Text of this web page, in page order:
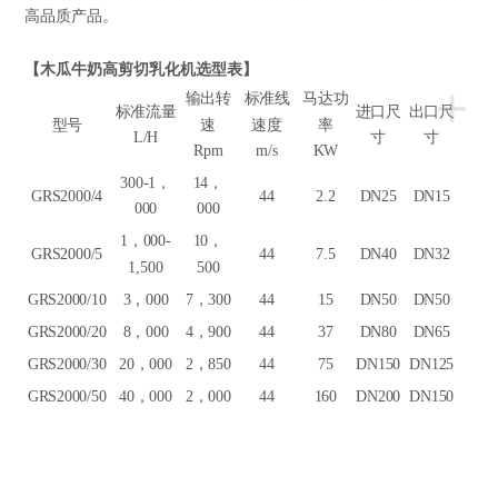
高品质产品。
【木瓜牛奶高剪切乳化机选型表】
+
型号
标准流量
L/H
输出转
速
Rpm
标准线
速度
m/s
马达功
率
KW
进口尺
寸
出口尺
寸
GRS2000/4
300-1 ，
000
14 ，
000
44 2.2 DN25 DN15
GRS2000/5
1 ，000-
1,500
10 ，
500
44 7.5 DN40 DN32
GRS2000/10 3，000 7 ，300 44 15 DN50
DN50
GRS2000/20
8，000 4 ，900 44 37 DN80
DN65
GRS2000/30
20 ，000 2 ，850 44 75 DN150
DN125
GRS2000/50
40 ，000 2 ，000 44 160 DN200 DN150